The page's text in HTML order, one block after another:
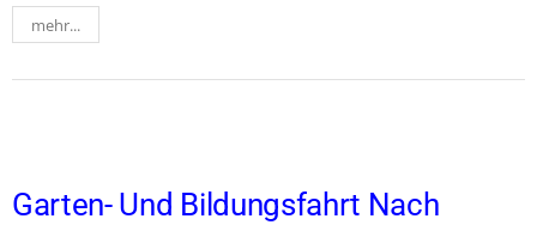
mehr...
Garten- Und Bildungsfahrt Nach